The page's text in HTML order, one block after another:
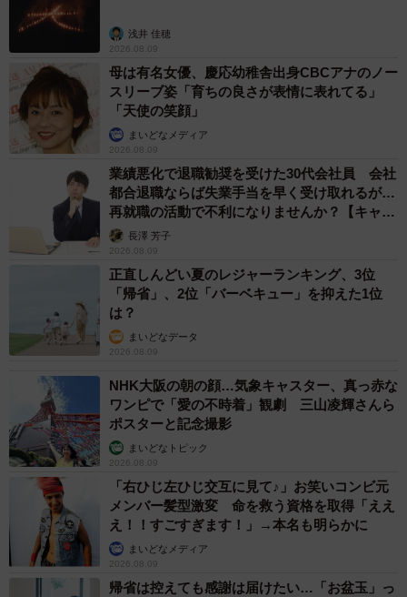
浅井 佳穂
2026.08.09
母は有名女優、慶応幼稚舎出身CBCアナのノー
スリーブ姿「育ちの良さが表情に表れてる」
「天使の笑顔」
まいどなメディア
2026.08.09
業績悪化で退職勧奨を受けた30代会社員 会社
都合退職ならば失業手当を早く受け取れるが…
再就職の活動で不利になりませんか？【キャリ
アカウンセラーが解説】
長澤 芳子
2026.08.09
正直しんどい夏のレジャーランキング、3位
「帰省」、2位「バーベキュー」を抑えた1位
は？
まいどなデータ
2026.08.09
NHK大阪の朝の顔…気象キャスター、真っ赤な
ワンピで「愛の不時着」観劇 三山凌輝さんら
ポスターと記念撮影
まいどなトピック
2026.08.09
「右ひじ左ひじ交互に見て♪」お笑いコンビ元
メンバー髪型激変 命を救う資格を取得「ええ
え！！すごすぎます！」→本名も明らかに
まいどなメディア
2026.08.09
帰省は控えても感謝は届けたい…「お盆玉」っ